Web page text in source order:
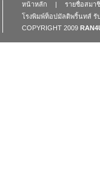
หน้าหลัก รายชื่อสมา
โรงพิมพ์ท็อปมัลติพริ้นทส์ รั
COPYRIGHT 2009